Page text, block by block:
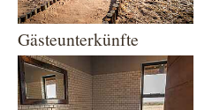
Gästeunterkünfte
Show larger version